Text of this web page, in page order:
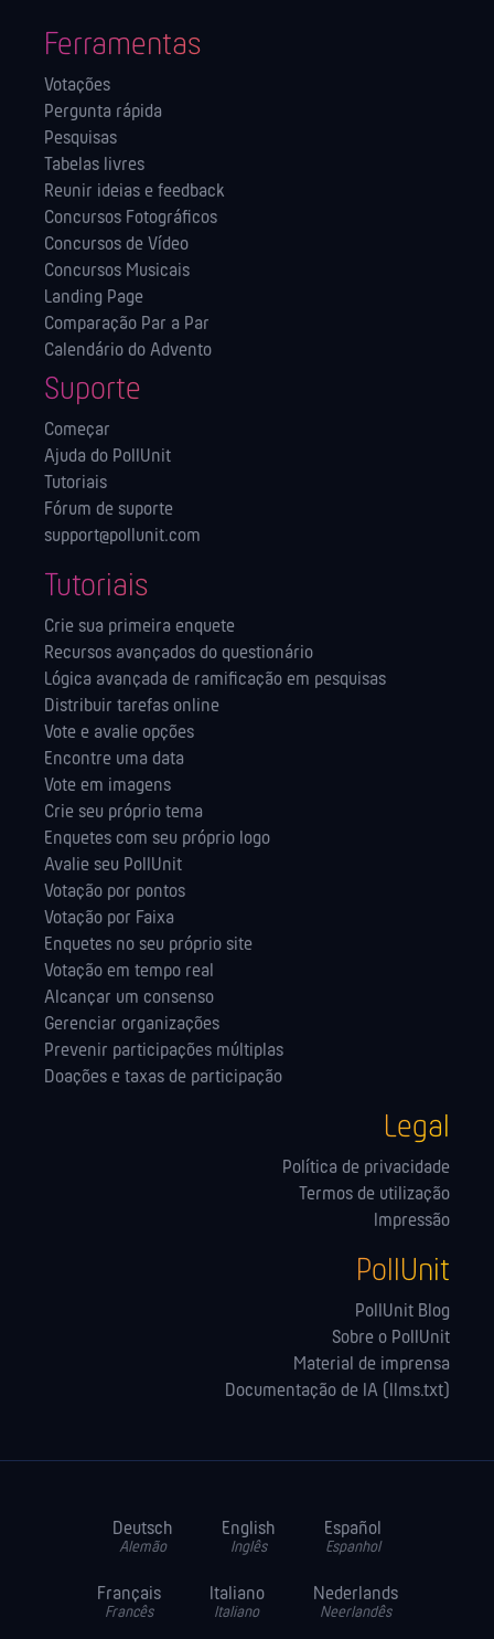
Ferramentas
Votações
Pergunta rápida
Pesquisas
Tabelas livres
Reunir ideias e feedback
Concursos Fotográficos
Concursos de Vídeo
Concursos Musicais
Landing Page
Comparação Par a Par
Calendário do Advento
Suporte
Começar
Ajuda do PollUnit
Tutoriais
Fórum de suporte
support@pollunit.com
Tutoriais
Crie sua primeira enquete
Recursos avançados do questionário
Lógica avançada de ramificação em pesquisas
Distribuir tarefas online
Vote e avalie opções
Encontre uma data
Vote em imagens
Crie seu próprio tema
Enquetes com seu próprio logo
Avalie seu PollUnit
Votação por pontos
Votação por Faixa
Enquetes no seu próprio site
Votação em tempo real
Alcançar um consenso
Gerenciar organizações
Prevenir participações múltiplas
Doações e taxas de participação
Legal
Política de privacidade
Termos de utilização
Impressão
PollUnit
PollUnit Blog
Sobre o PollUnit
Material de imprensa
Documentação de IA (llms.txt)
Deutsch
Alemão
English
Inglês
Español
Espanhol
Français
Francês
Italiano
Italiano
Nederlands
Neerlandês